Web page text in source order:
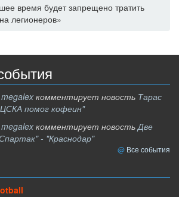
время будет запрещено тратить
легионеров»
megalex комментирует новость Тарас
помог кофеин"
megalex комментирует новость Две
- "Краснодар"
Все события